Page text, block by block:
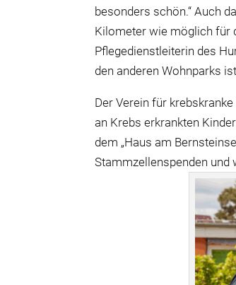
besonders schön.“ Auch
Kilometer wie möglich für
Pflegedienstleiterin des
den anderen Wohnparks
Der Verein für
an Krebs erkrankten
dem „Haus am
Stammzellenspenden und